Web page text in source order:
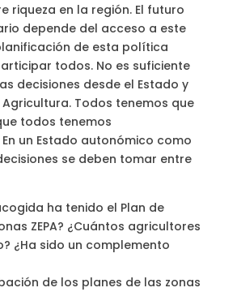
riqueza en la región. El futuro
depende del acceso a este
de esta política
todos. No es suficiente
decisiones desde el Estado y
Agricultura. Todos tenemos que
todos tenemos
un Estado autonómico como
se deben tomar entre
ha tenido el Plan de
ZEPA? ¿Cuántos agricultores
¿Ha sido un complemento
de los planes de las zonas